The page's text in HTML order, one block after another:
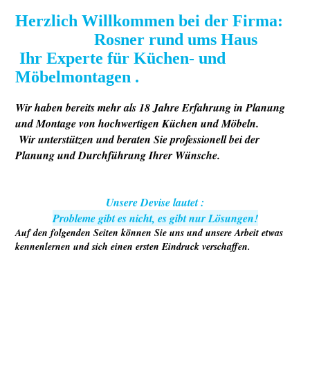
Herzlich Willkommen bei der Firma:
Rosner rund ums Haus
Ihr Experte für Küchen- und
Möbelmontagen .
Wir haben bereits mehr als 18 Jahre Erfahrung in Planung
und Montage von hochwertigen Küchen und Möbeln.
Wir unterstützen und beraten Sie professionell bei der
Planung und Durchführung Ihrer Wünsche.
Unsere Devise lautet :
Probleme gibt es nicht, es gibt nur Lösungen!
Auf den folgenden Seiten können Sie uns und unsere Arbeit etwas
kennenlernen und sich einen ersten Eindruck verschaffen.